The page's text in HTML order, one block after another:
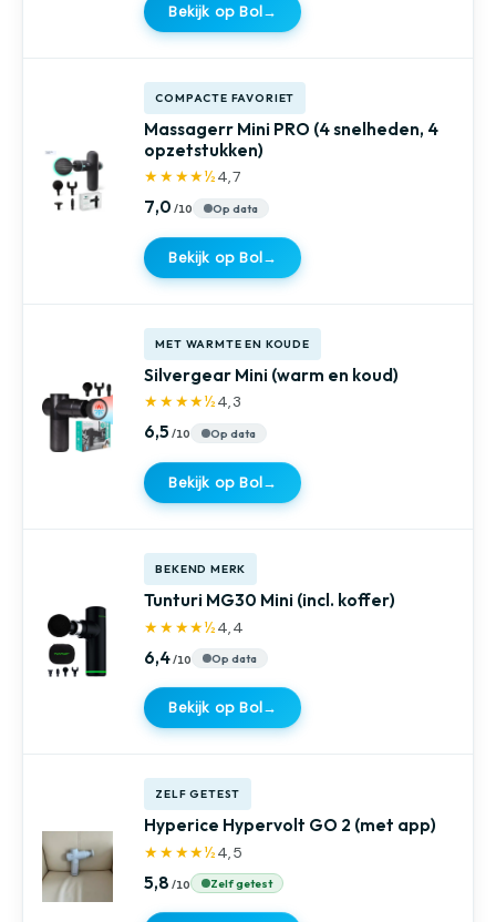
Bekijk op Bol→
COMPACTE FAVORIET
Massagerr Mini PRO (4 snelheden, 4
opzetstukken)
★★★★½4,7
7,0 Op data
Bekijk op Bol→
MET WARMTE EN KOUDE
Silvergear Mini (warm en koud)
★★★★½4,3
6,5 Op data
Bekijk op Bol→
BEKEND MERK
Tunturi MG30 Mini (incl. koffer)
★★★★½4,4
6,4 Op data
Bekijk op Bol→
ZELF GETEST
Hyperice Hypervolt GO 2 (met app)
★★★★½4,5
5,8 Zelf getest